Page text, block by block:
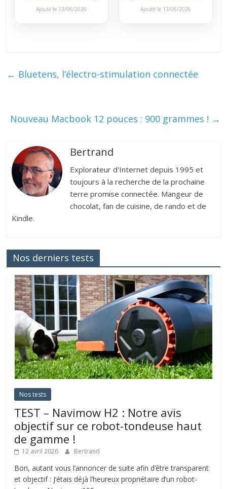
Ajouté le 13/06/2026 Ajouté le 13/06/2026
← Bluetens, l’électro-stimulation connectée
Nouveau Macbook 12 pouces : 900 grammes ! →
Bertrand
Explorateur d'Internet depuis 1995 et
toujours à la recherche de la prochaine
terre promise connectée. Mangeur de
chocolat, fan de cuisine, de rando et de
Kindle.
Nos derniers tests
Nos tests
TEST – Navimow H2 : Notre avis
objectif sur ce robot-tondeuse haut
de gamme !
12 avril 2026 Bertrand
Bon, autant vous l’annoncer de suite afin d’être transparent
et objectif : J’étais déjà l’heureux propriétaire d’un robot-